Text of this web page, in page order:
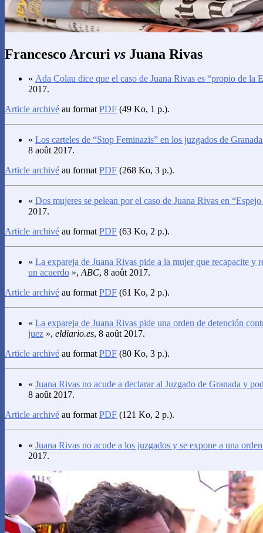
Francesco Arcuri vs Juana Rivas
« Ada Colau dice que el caso de Juana Rivas es “propio de la
2017.
Article archivé au formatPDF (49 Ko, 1 p.).
« Los carteles de “Stop Feminazis” en los juzgados de
8 août 2017.
Article archivé au formatPDF (268 Ko, 3 p.).
« Dos mujeres se pelean por el caso de Juana Rivas en
2017.
Article archivé au formatPDF (63 Ko, 2 p.).
« La expareja de Juana Rivas pide a la mujer que recapacite y
un acuerdo »,ABC, 8 août 2017.
Article archivé au formatPDF (61 Ko, 2 p.).
« La expareja de Juana Rivas pide una orden de detención
juez », eldiario.es, 8 août 2017.
Article archivé au formatPDF (80 Ko, 3 p.).
« Juana Rivas no acude a declarar al Juzgado de Granada y
8 août 2017.
Article archivé au formatPDF (121 Ko, 2 p.).
« Juana Rivas no acude a los juzgados y se expone a una
2017.